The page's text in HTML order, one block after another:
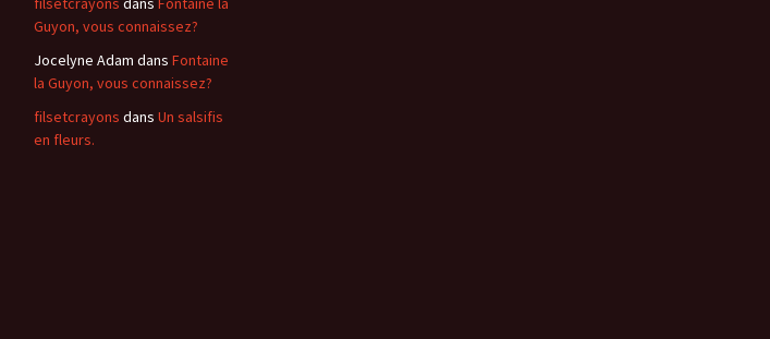
Guyon, vous connaissez?
Jocelyne Adam dans Fontaine
la Guyon, vous connaissez?
filsetcrayons dans Un salsifis
en fleurs.